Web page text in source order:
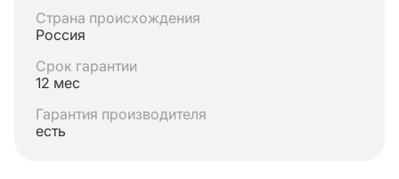
Страна происхождения
Россия
Срок гарантии
12 мес
Гарантия производителя
есть